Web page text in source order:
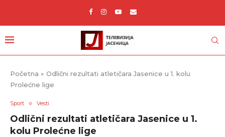
Početna » Odlični rezultati atletičara Jasenice u 1. kolu
Prolećne lige
Sport Vesti
Odlični rezultati atletičara Jasenice u 1.
kolu Prolećne lige